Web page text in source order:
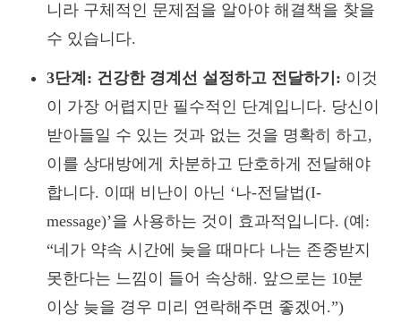
니라 구체적인 문제점을 알아야 해결책을 찾을
수 있습니다.
3단계: 건강한 경계선 설정하고 전달하기: 이것
이 가장 어렵지만 필수적인 단계입니다. 당신이
받아들일 수 있는 것과 없는 것을 명확히 하고,
이를 상대방에게 차분하고 단호하게 전달해야
합니다. 이때 비난이 아닌 ‘나-전달법(I-
message)’을 사용하는 것이 효과적입니다. (예:
“네가 약속 시간에 늦을 때마다 나는 존중받지
못한다는 느낌이 들어 속상해. 앞으로는 10분
이상 늦을 경우 미리 연락해주면 좋겠어.”)